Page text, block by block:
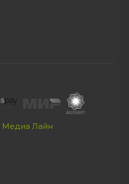
Медиа Лайн